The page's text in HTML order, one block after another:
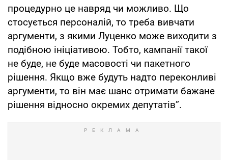
процедурно це навряд чи можливо. Що
стосується персоналій, то треба вивчати
аргументи, з якими Луценко може виходити з
подібною ініціативою. Тобто, кампанії такої
не буде, не буде масовості чи пакетного
рішення. Якщо вже будуть надто переконливі
аргументи, то він має шанс отримати бажане
рішення відносно окремих депутатів”.